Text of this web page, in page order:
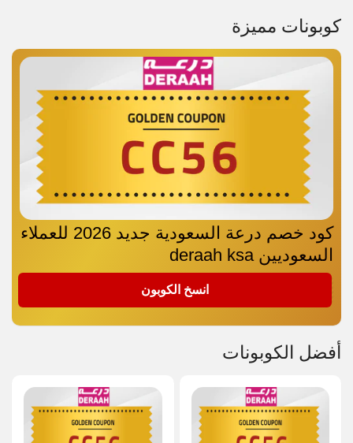
كوبونات مميزة
كود خصم درعة السعودية جديد 2026 للعملاء
السعوديين deraah ksa
انسخ الكوبون
أفضل الكوبونات